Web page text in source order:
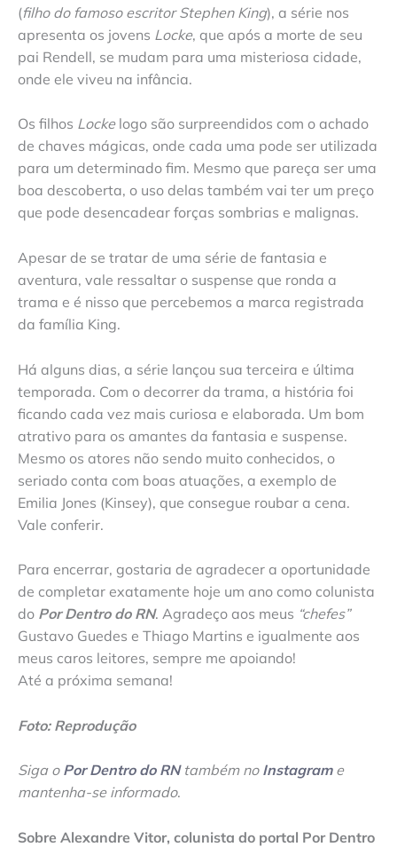
(filho do famoso escritor Stephen King), a série nos
apresenta os jovens Locke, que após a morte de seu
pai Rendell, se mudam para uma misteriosa cidade,
onde ele viveu na infância.
Os filhos Locke logo são surpreendidos com o achado
de chaves mágicas, onde cada uma pode ser utilizada
para um determinado fim. Mesmo que pareça ser uma
boa descoberta, o uso delas também vai ter um preço
que pode desencadear forças sombrias e malignas.
Apesar de se tratar de uma série de fantasia e
aventura, vale ressaltar o suspense que ronda a
trama e é nisso que percebemos a marca registrada
da família King.
Há alguns dias, a série lançou sua terceira e última
temporada. Com o decorrer da trama, a história foi
ficando cada vez mais curiosa e elaborada. Um bom
atrativo para os amantes da fantasia e suspense.
Mesmo os atores não sendo muito conhecidos, o
seriado conta com boas atuações, a exemplo de
Emilia Jones (Kinsey), que consegue roubar a cena.
Vale conferir.
Para encerrar, gostaria de agradecer a oportunidade
de completar exatamente hoje um ano como colunista
do Por Dentro do RN. Agradeço aos meus “chefes”
Gustavo Guedes e Thiago Martins e igualmente aos
meus caros leitores, sempre me apoiando!
Até a próxima semana!
Foto: Reprodução
Siga o Por Dentro do RNtambém no Instagrame
mantenha-se informado.
Sobre Alexandre Vitor, colunista do portal Por Dentro